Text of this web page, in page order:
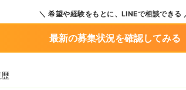
希望や経験をもとに、LINEで相談できる
最新の募集状況を確認してみる